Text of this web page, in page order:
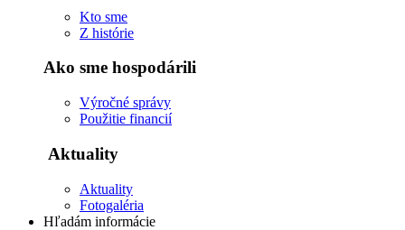
Kto sme
Z histórie
Ako sme hospodárili
Výročné správy
Použitie financií
Aktuality
Aktuality
Fotogaléria
Hľadám informácie